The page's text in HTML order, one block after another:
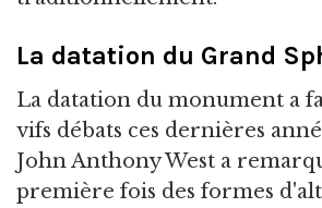
La datation du Grand
La datation du monument a
vifs débats ces dernières
John Anthony West a
première fois des formes